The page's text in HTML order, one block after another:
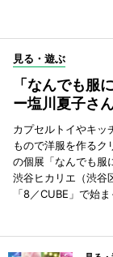
見る・遊ぶ
「なんでも服
ー塩川夏子さ
カプセルトイやキッ
もので洋服を作るク
の個展「なんでも服
渋谷ヒカリエ（渋谷
「8／CUBE」で始ま